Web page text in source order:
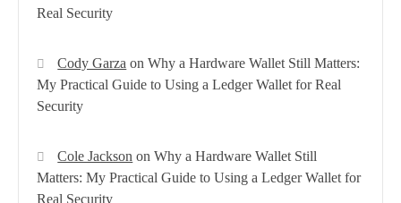
Real Security
Cody Garza onWhy a Hardware Wallet Still Matters:
My Practical Guide to Using a Ledger Wallet for Real
Security
Cole Jackson onWhy a Hardware Wallet Still
Matters: My Practical Guide to Using a Ledger Wallet for
Real Security